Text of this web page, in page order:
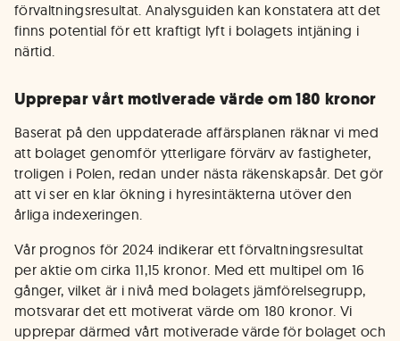
förvaltningsresultat. Analysguiden kan konstatera att det
finns potential för ett kraftigt lyft i bolagets intjäning i
närtid.
Upprepar vårt motiverade värde om 180 kronor
Baserat på den uppdaterade affärsplanen räknar vi med
att bolaget genomför ytterligare förvärv av fastigheter,
troligen i Polen, redan under nästa räkenskapsår. Det gör
att vi ser en klar ökning i hyresintäkterna utöver den
årliga indexeringen.
Vår prognos för 2024 indikerar ett förvaltningsresultat
per aktie om cirka 11,15 kronor. Med ett multipel om 16
gånger, vilket är i nivå med bolagets jämförelsegrupp,
motsvarar det ett motiverat värde om 180 kronor. Vi
upprepar därmed vårt motiverade värde för bolaget och